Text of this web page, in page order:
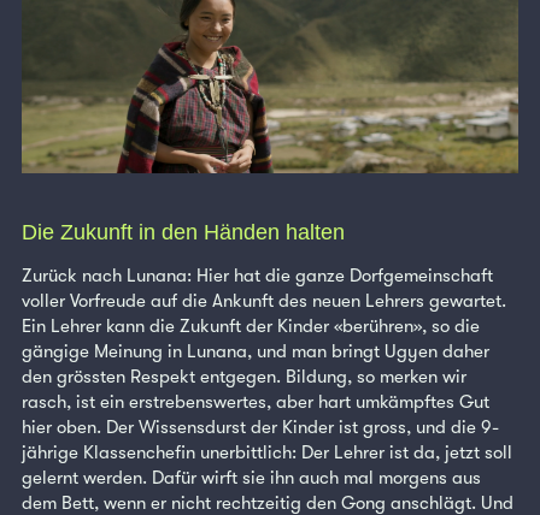
Die Zukunft in den Händen halten
Zurück nach Lunana: Hier hat die ganze Dorfgemeinschaft
voller Vorfreude auf die Ankunft des neuen Lehrers gewartet.
Ein Lehrer kann die Zukunft der Kinder «berühren», so die
gängige Meinung in Lunana, und man bringt Ugyen daher
den grössten Respekt entgegen. Bildung, so merken wir
rasch, ist ein erstrebenswertes, aber hart umkämpftes Gut
hier oben. Der Wissensdurst der Kinder ist gross, und die 9-
jährige Klassenchefin unerbittlich: Der Lehrer ist da, jetzt soll
gelernt werden. Dafür wirft sie ihn auch mal morgens aus
dem Bett, wenn er nicht rechtzeitig den Gong anschlägt. Und